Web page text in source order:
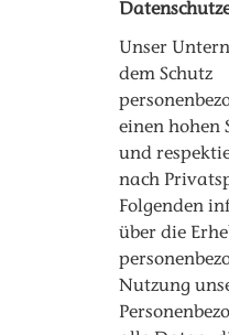
Unser
dem Schutz
einen hohen
und
nach
Folgenden
über die
Nutzung